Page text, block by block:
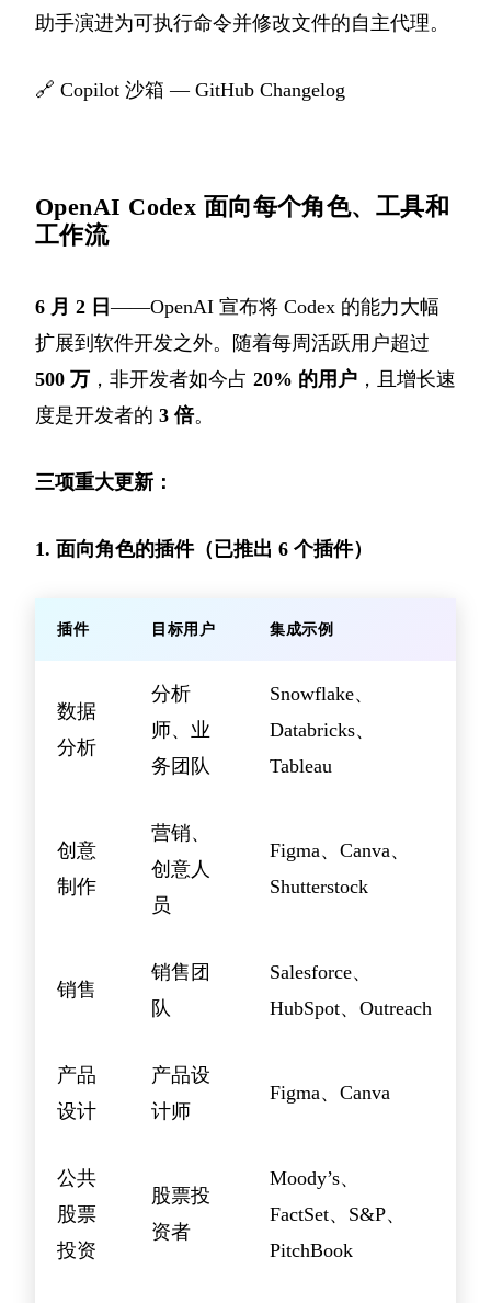
助手演进为可执行命令并修改文件的自主代理。
🔗 Copilot 沙箱 — GitHub Changelog
OpenAI Codex 面向每个角色、工具和
工作流
6 月 2 日——OpenAI 宣布将 Codex 的能力大幅
扩展到软件开发之外。随着每周活跃用户超过
500 万 ，非开发者如今占 20% 的用户 ，且增长速
度是开发者的 3 倍。
三项重大更新：
1. 面向角色的插件（已推出 6 个插件）
插件 目标用户 集成示例
数据
分析
分析
师、业
务团队
Snowflake、
Databricks、
Tableau
创意
制作
营销、
创意人
员
Figma、Canva、
Shutterstock
销售
销售团
队
Salesforce、
HubSpot、Outreach
产品
设计
产品设
计师
Figma、Canva
公共
股票
投资
股票投
资者
Moody’s、
FactSet、S&P、
PitchBook